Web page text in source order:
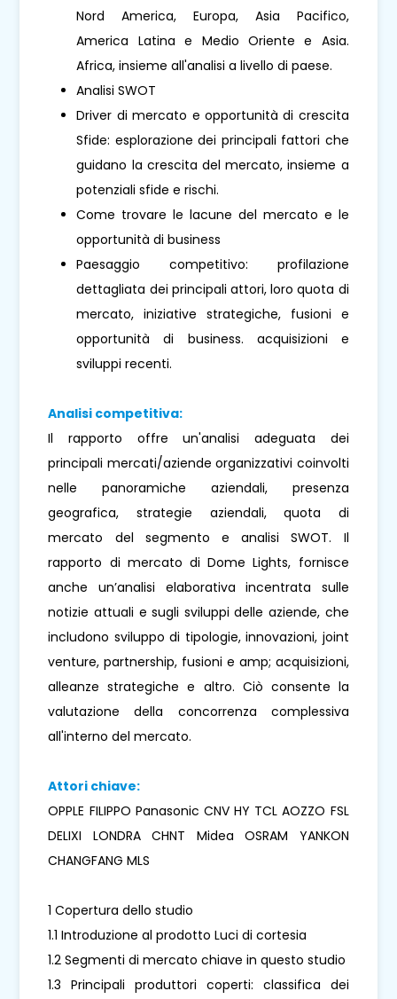
Nord America, Europa, Asia Pacifico,
America Latina e Medio Oriente e Asia.
Africa, insieme all'analisi a livello di paese.
Analisi SWOT
Driver di mercato e opportunità di crescita
Sfide: esplorazione dei principali fattori che
guidano la crescita del mercato, insieme a
potenziali sfide e rischi.
Come trovare le lacune del mercato e le
opportunità di business
Paesaggio competitivo: profilazione
dettagliata dei principali attori, loro quota di
mercato, iniziative strategiche, fusioni e
opportunità di business. acquisizioni e
sviluppi recenti.
Analisi competitiva:
Il rapporto offre un'analisi adeguata dei
principali mercati/aziende organizzativi coinvolti
nelle panoramiche aziendali, presenza
geografica, strategie aziendali, quota di
mercato del segmento e analisi SWOT. Il
rapporto di mercato di Dome Lights, fornisce
anche un’analisi elaborativa incentrata sulle
notizie attuali e sugli sviluppi delle aziende, che
includono sviluppo di tipologie, innovazioni, joint
venture, partnership, fusioni e amp; acquisizioni,
alleanze strategiche e altro. Ciò consente la
valutazione della concorrenza complessiva
all'interno del mercato.
Attori chiave:
OPPLE FILIPPO Panasonic CNV HY TCL AOZZO FSL
DELIXI LONDRA CHNT Midea OSRAM YANKON
CHANGFANG MLS
1 Copertura dello studio
1.1 Introduzione al prodotto Luci di cortesia
1.2 Segmenti di mercato chiave in questo studio
1.3 Principali produttori coperti: classifica dei